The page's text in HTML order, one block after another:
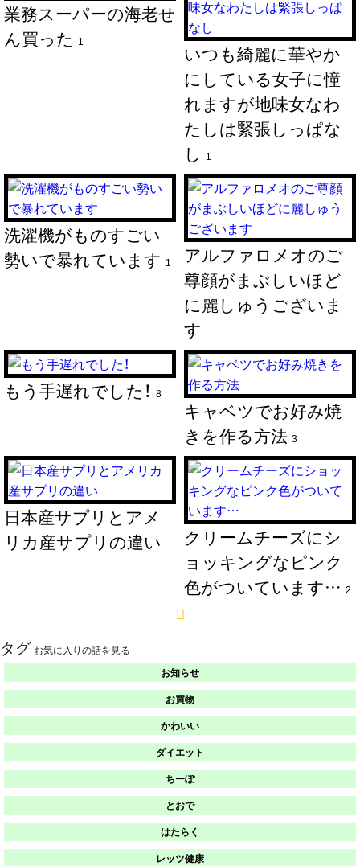
業務スーパーの海老せ
ん買った 1
いつも綺麗に華やか
にしている女子に憧
れますが地味女なわ
たしは緊張しっぱな
し 1
洗濯機がものすごい
勢いで暴れています 1
アルファロメオのご
尊顔がまぶしいほど
に麗しゅうございま
す
もう手遅れでした！ 8
キャベツでお好み焼
きを作る方法 3
日本産サプリとアメ
リカ産サプリの違い
クリームチーズにシ
ョッキングなピンク
色がついています… 2
タグ お気に入りの話を見る
お知らせ
お買物
かわいい
ダイエット
ちーぽ
とおで
はたらく
レッツ健康